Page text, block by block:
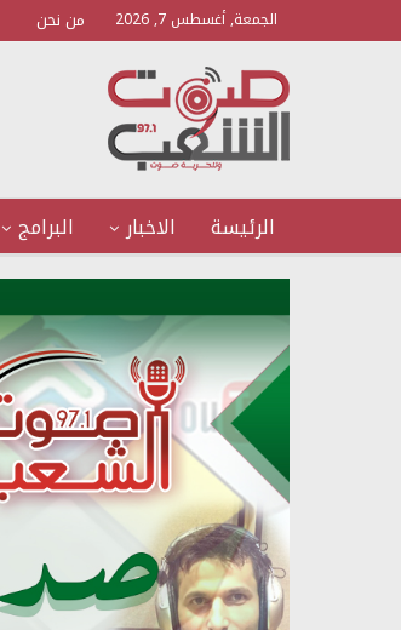
الجمعة, أغسطس 7, 2026 من نحن
الرئيسة الاخبار البرامج